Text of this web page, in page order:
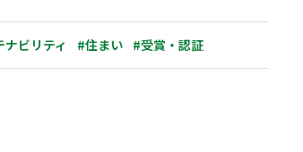
小石川』『リビオタワー品
認証・SEGES認定を同
ナビリティ #住まい #受賞・認証